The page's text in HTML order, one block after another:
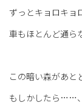
ずっとキョロキョ
車もほとんど通ら
この暗い森があと
もしかしたら……